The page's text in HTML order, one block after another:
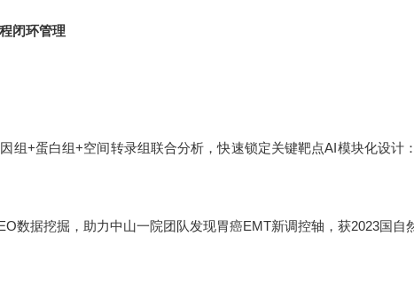
闭环管理
组+蛋白组+空间转录组联合分析，快速锁定关键靶点AI模块化设计
数据挖掘，助力中山一院团队发现胃癌EMT新调控轴，获2023国自